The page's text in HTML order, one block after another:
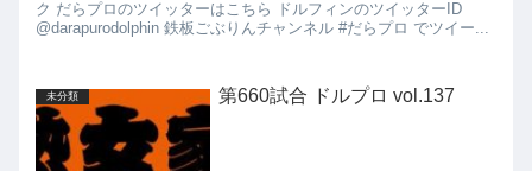
ク だらプロのツイッターはこちら ドルフィンのツイッターID
@darapurodolphin 鉄板ごぶりんチャンネル #だらプロ でツイー...
未分類 第660試合 ドルプロ vol.137